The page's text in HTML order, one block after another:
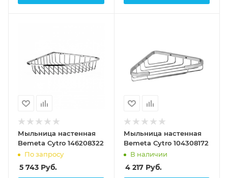
Мыльница настенная
Bemeta Cytro 146208322
По запросу
5 743 Руб.
Мыльница настенная
Bemeta Cytro 104308172
В наличии
4 217Руб.